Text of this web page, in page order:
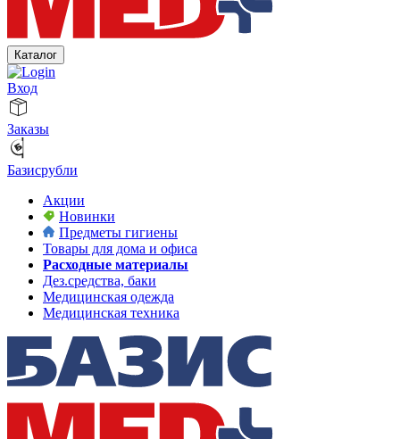
Каталог
Вход
Заказы
Базисрубли
Акции
Новинки
Предметы гигиены
Товары для дома и офиса
Расходные материалы
Дез.средства, баки
Медицинская одежда
Медицинская техника